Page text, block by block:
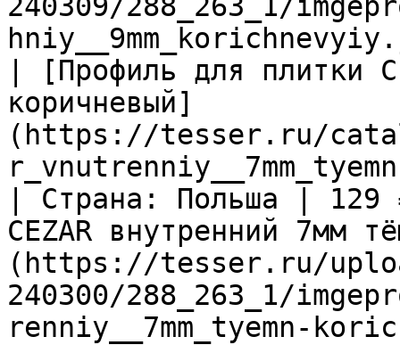
| [Профиль для плитки
коричневый]
(https://tesser.ru/
| Страна: Польша |
CEZAR внутренний 7мм
(https://tesser.ru/
240300/288_263_1/
renniy__7mm_tyemn-